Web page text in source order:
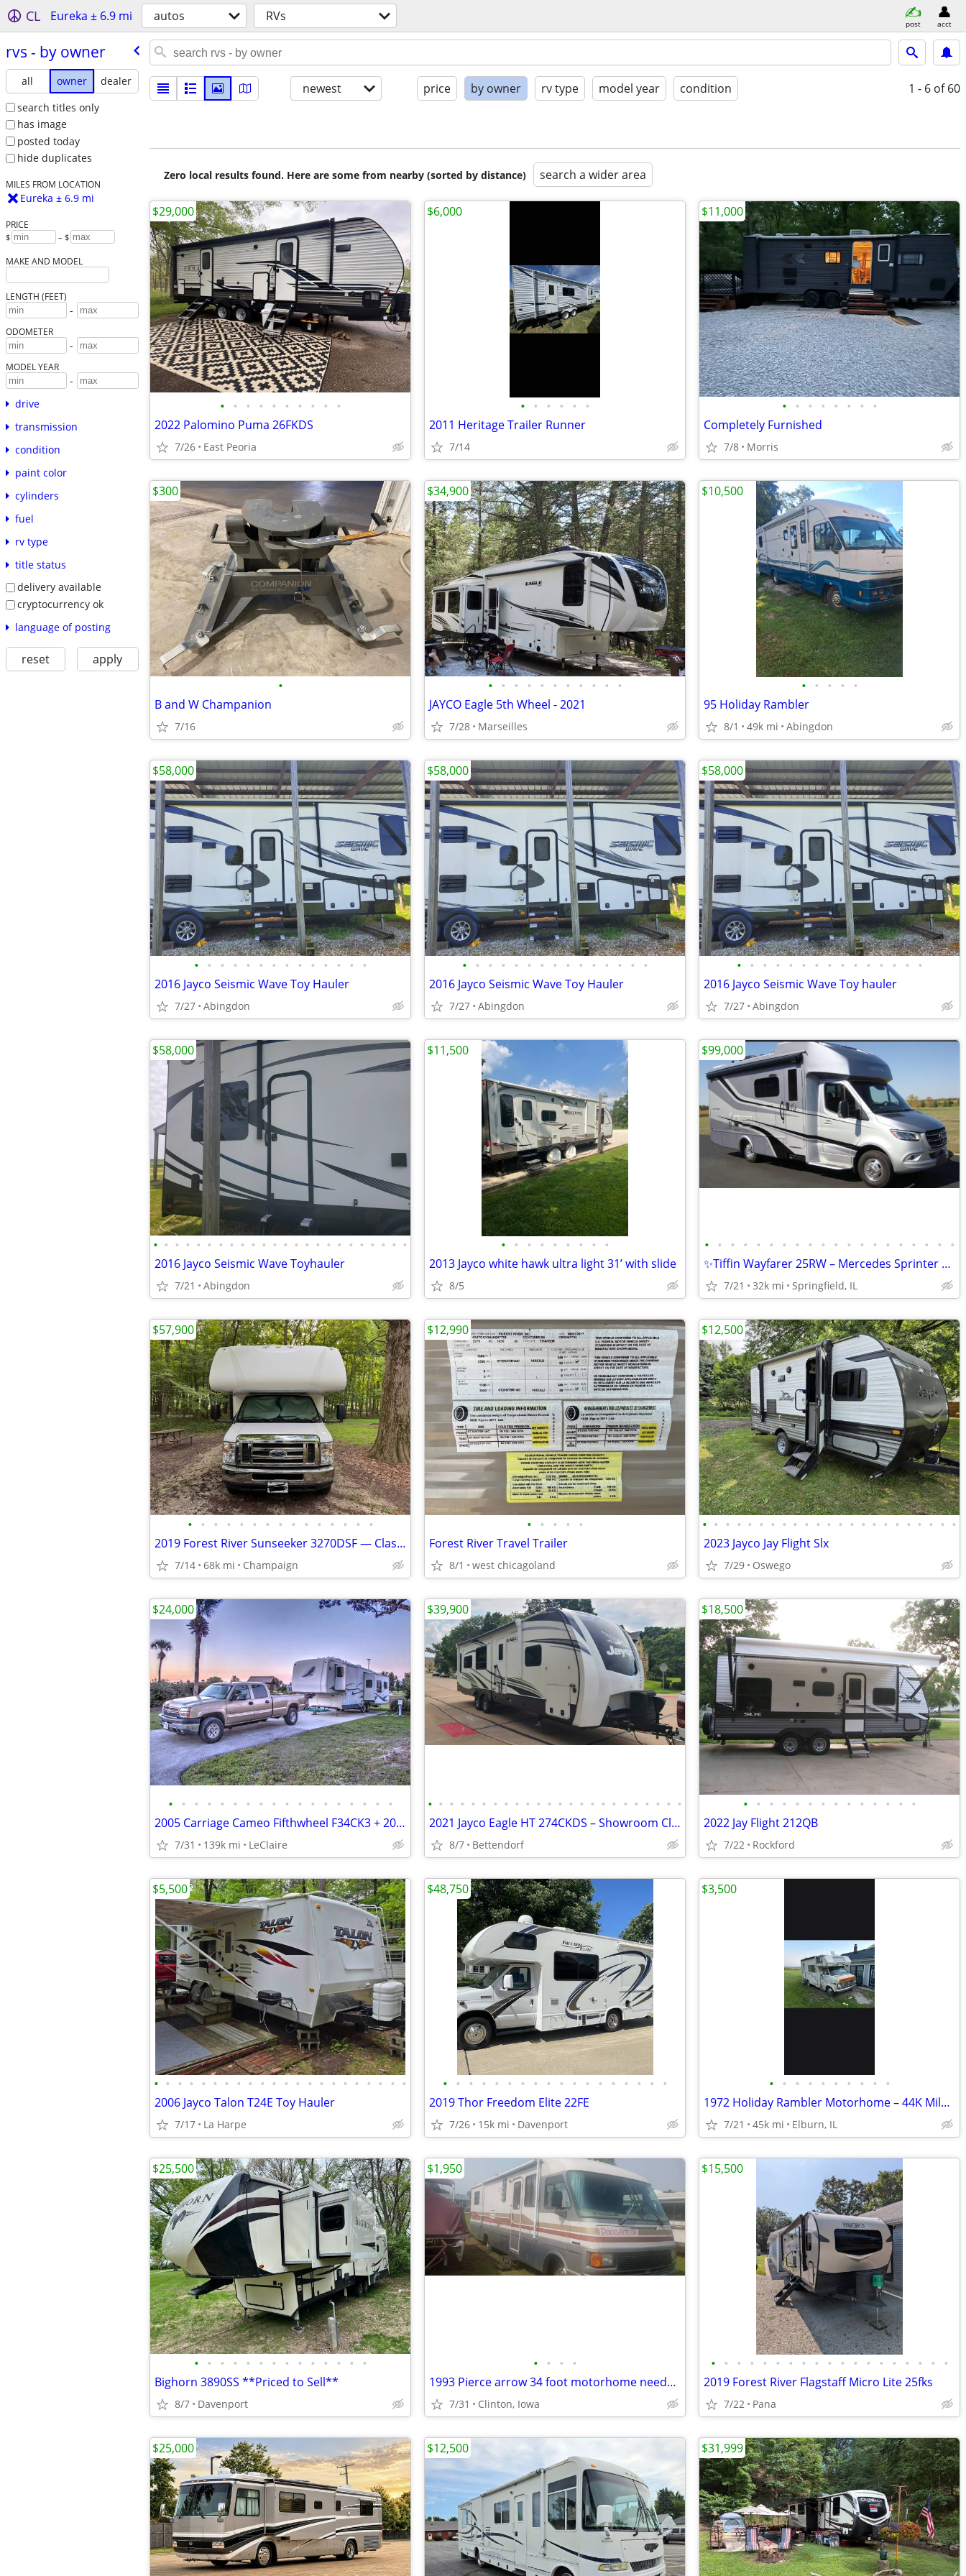
CL Eureka ± 6.9 mi autos RVs post acct
rvs - by owner
all owner
dealer
search titles only
has image
posted today
hide duplicates
MILES FROM LOCATION
Eureka ± 6.9 mi
PRICE
$ – $
MAKE AND MODEL
LENGTH (FEET)
-
ODOMETER
-
MODEL YEAR
-
drive
transmission
condition
paint color
cylinders
fuel
rv type
title status
delivery available
cryptocurrency ok
language of posting
reset apply
newest price by owner rv type model year condition 1 - 6 of 60
Zero local results found. Here are some from nearby (sorted by distance) search a wider area
• • • • • • • • • •
2022 Palomino Puma 26FKDS
7/26 East Peoria
$29,000
• • • • • •
2011 Heritage Trailer Runner
7/14
$6,000
• • • • • • • •
Completely Furnished
7/8 Morris
$11,000
•
B and W Champanion
7/16
$300
• • • • • • • • • • •
JAYCO Eagle 5th Wheel - 2021
7/28 Marseilles
$34,900
• • • • •
95 Holiday Rambler
8/1 49k mi Abingdon
$10,500
• • • • • • • • • • • • • •
2016 Jayco Seismic Wave Toy Hauler
7/27 Abingdon
$58,000
• • • • • • • • • • • • • • •
2016 Jayco Seismic Wave Toy Hauler
7/27 Abingdon
$58,000
• • • • • • • • • • • • • • •
2016 Jayco Seismic Wave Toy hauler
7/27 Abingdon
$58,000
• • • • • • • • • • • • • • • • • • • • • • • •
2016 Jayco Seismic Wave Toyhauler
7/21 Abingdon
$58,000
• • • • • • • • •
2013 Jayco white hawk ultra light 31’ with slide
8/5
$11,500
• • • • • • • • • • • • • • • • • • • •
✨Tiffin Wayfarer 25RW – Mercedes Sprinter 2021 RV
7/21 32k mi Springfield, IL
$99,000
• • • • • • • • • • • • • • •
2019 Forest River Sunseeker 3270DSF — Class C Motorhome
7/14 68k mi Champaign
$57,900
• • • • •
Forest River Travel Trailer
8/1 west chicagoland
$12,990
• • • • • • • • • • • • • • • • • • • • • • •
2023 Jayco Jay Flight Slx
7/29 Oswego
$12,500
• • • • • • • • • • • • • • • • • •
2005 Carriage Cameo Fifthwheel F34CK3 + 2005 Chevy 2500HD Duramax
7/31 139k mi LeClaire
$24,000
• • • • • • • • • • • • • • • • • • • • • • • •
2021 Jayco Eagle HT 274CKDS – Showroom Clean – Must See
8/7 Bettendorf
$39,900
• • • • • • • • • • • • • •
2022 Jay Flight 212QB
7/22 Rockford
$18,500
• • • • • • • • • • • • • • • • • • • • • •
2006 Jayco Talon T24E Toy Hauler
7/17 La Harpe
$5,500
• • • • • • • • • • • • • • • • • •
2019 Thor Freedom Elite 22FE
7/26 15k mi Davenport
$48,750
• • • • • • • • • •
1972 Holiday Rambler Motorhome – 44K Miles – Elburn, IL
7/21 45k mi Elburn, IL
$3,500
• • • • • • • • • • • • • •
Bighorn 3890SS **Priced to Sell**
8/7 Davenport
$25,500
• • • •
1993 Pierce arrow 34 foot motorhome needs brake work
7/31 Clinton, Iowa
$1,950
• • • • • • • • • • • • • • • • • • •
2019 Forest River Flagstaff Micro Lite 25fks
7/22 Pana
$15,500
$25,000 $12,500 $31,999